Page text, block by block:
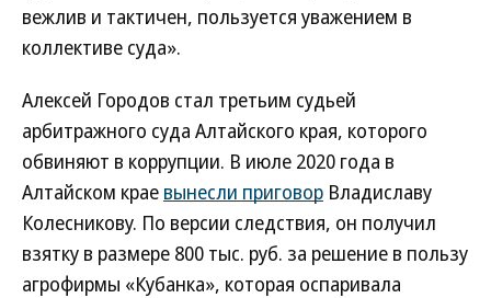
вежлив и тактичен, пользуется уважением в
коллективе суда».
Алексей Городов стал третьим судьей
арбитражного суда Алтайского края, которого
обвиняют в коррупции. В июле 2020 года в
Алтайском крае вынесли приговор Владиславу
Колесникову. По версии следствия, он получил
взятку в размере 800 тыс. руб. за решение в пользу
агрофирмы «Кубанка», которая оспаривала